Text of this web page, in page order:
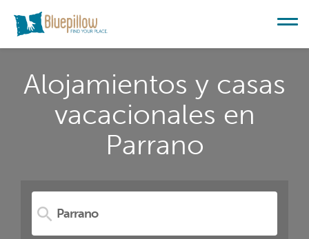
Alojamientos y casas
vacacionales en
Parrano